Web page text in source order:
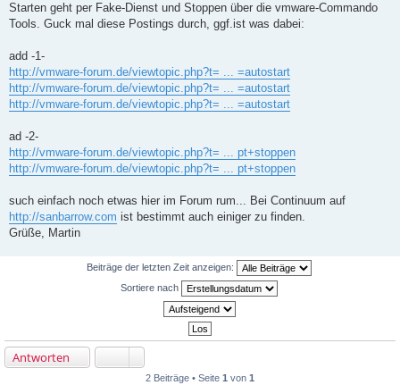
a
g
Starten geht per Fake-Dienst und Stoppen über die vmware-Commando
Tools. Guck mal diese Postings durch, ggf.ist was dabei:
add -1-
http://vmware-forum.de/viewtopic.php?t= ... =autostart
http://vmware-forum.de/viewtopic.php?t= ... =autostart
http://vmware-forum.de/viewtopic.php?t= ... =autostart
ad -2-
http://vmware-forum.de/viewtopic.php?t= ... pt+stoppen
http://vmware-forum.de/viewtopic.php?t= ... pt+stoppen
such einfach noch etwas hier im Forum rum... Bei Continuum auf
http://sanbarrow.com ist bestimmt auch einiger zu finden.
Grüße, Martin
Beiträge der letzten Zeit anzeigen:
Sortiere nach
Antworten
2 Beiträge • Seite 1 von 1